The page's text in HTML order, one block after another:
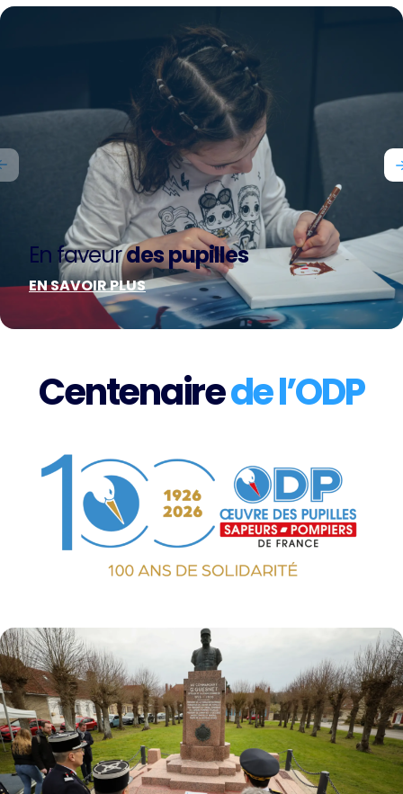
En faveurdes pupilles
EN SAVOIR PLUS
Centenairede l’ODP